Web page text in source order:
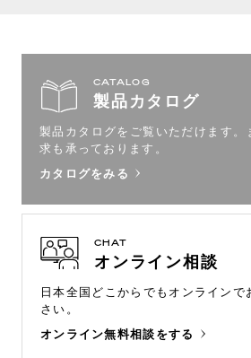
CATALOG
製品カタログ
製品カタログをご覧いただけます。
求も承っております。
カタログをみる
CHAT
オンライン相談
日本全国どこからでもオンラインで
さい。
オンライン無料相談をする